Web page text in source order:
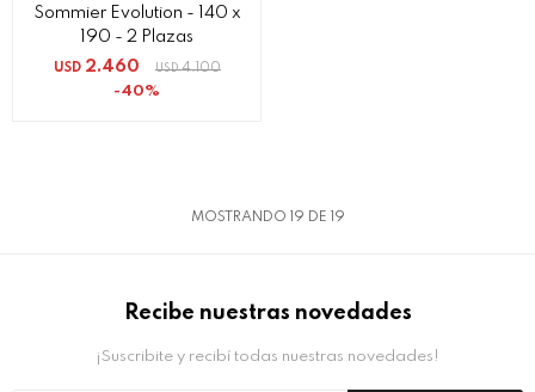
Sommier Evolution - 140 x
190 - 2 Plazas
USD 2.460 USD 4.100
40
MOSTRANDO 19 DE 19
Recibe nuestras novedades
¡Suscribite y recibí todas nuestras novedades!